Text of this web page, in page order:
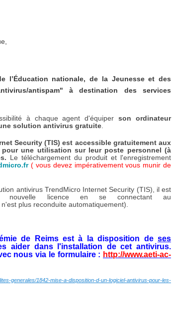
l’Éducation nationale, de la Jeunesse et des
antispam" à destination des services
à chaque agent d'équiperson ordinateur
solution antivirus gratuite
Security (TIS) est accessible gratuitement aux
une utilisation sur leur poste personnel (à
Le téléchargement du produit et l'enregistrement
( vous devez impérativement vous munir de
antivirus TrendMicro Internet Security (TIS), il est
nouvelle licence en se connectant au
n'est plus reconduite automatiquement).
de Reims est à la disposition de ses
aider dans l'installation de cet antivirus.
nous via le formulaire : http://www.aeti-ac-
generales/1842-mise-a-disposition-d-un-logiciel-antivirus-pour-les-